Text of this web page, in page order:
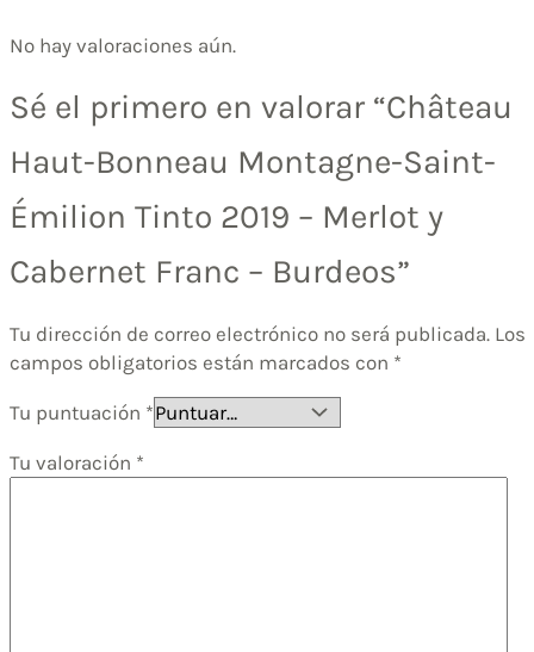
No hay valoraciones aún.
Sé el primero en valorar “Château
Haut-Bonneau Montagne-Saint-
Émilion Tinto 2019 – Merlot y
Cabernet Franc – Burdeos”
Tu dirección de correo electrónico no será publicada. Los
campos obligatorios están marcados con *
Tu puntuación *
Tu valoración *